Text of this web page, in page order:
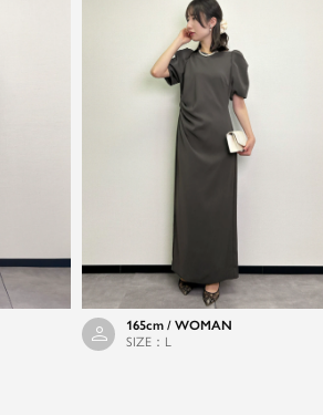
165cm / WOMAN
SIZE：L